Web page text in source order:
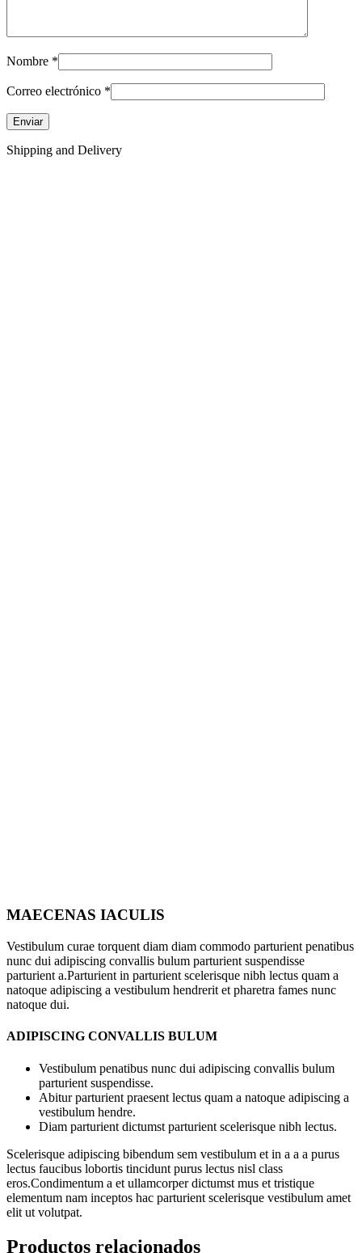
Nombre *
Correo electrónico *
Shipping and Delivery
MAECENAS IACULIS
Vestibulum curae torquent diam diam commodo parturient penatibus
nunc dui adipiscing convallis bulum parturient suspendisse
parturient a.Parturient in parturient scelerisque nibh lectus quam a
natoque adipiscing a vestibulum hendrerit et pharetra fames nunc
natoque dui.
ADIPISCING CONVALLIS BULUM
Vestibulum penatibus nunc dui adipiscing convallis bulum
parturient suspendisse.
Abitur parturient praesent lectus quam a natoque adipiscing a
vestibulum hendre.
Diam parturient dictumst parturient scelerisque nibh lectus.
Scelerisque adipiscing bibendum sem vestibulum et in a a a purus
lectus faucibus lobortis tincidunt purus lectus nisl class
eros.Condimentum a et ullamcorper dictumst mus et tristique
elementum nam inceptos hac parturient scelerisque vestibulum amet
elit ut volutpat.
Productos relacionados